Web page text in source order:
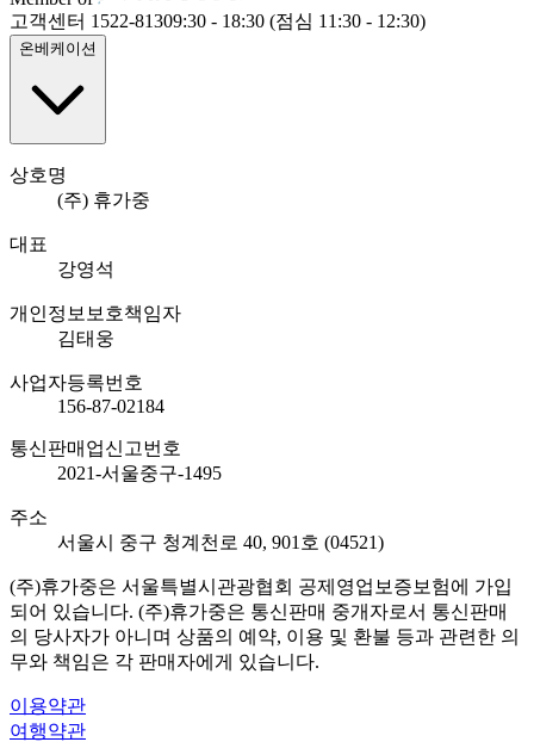
고객센터 1522-81309:30 - 18:30 (점심 11:30 - 12:30)
온베케이션
상호명
(주) 휴가중
대표
강영석
개인정보보호책임자
김태웅
사업자등록번호
156-87-02184
통신판매업신고번호
2021-서울중구-1495
주소
서울시 중구 청계천로 40, 901호 (04521)
(주)휴가중은 서울특별시관광협회 공제영업보증보험에 가입
되어 있습니다. (주)휴가중은 통신판매 중개자로서 통신판매
의 당사자가 아니며 상품의 예약, 이용 및 환불 등과 관련한 의
무와 책임은 각 판매자에게 있습니다.
이용약관
여행약관